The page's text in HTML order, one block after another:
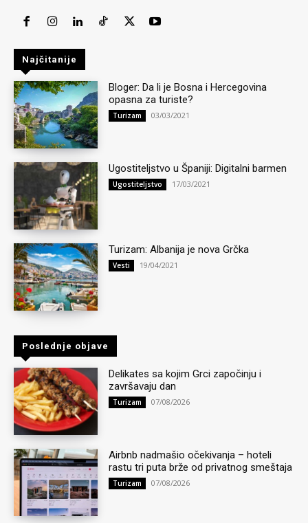
Najčitanije
Bloger: Da li je Bosna i Hercegovina
opasna za turiste?
Turizam 03/03/2021
Ugostiteljstvo u Španiji: Digitalni barmen
Ugostiteljstvo 17/03/2021
Turizam: Albanija je nova Grčka
Vesti 19/04/2021
Poslednje objave
Delikates sa kojim Grci započinju i
završavaju dan
Turizam 07/08/2026
Airbnb nadmašio očekivanja – hoteli
rastu tri puta brže od privatnog smeštaja
Turizam 07/08/2026